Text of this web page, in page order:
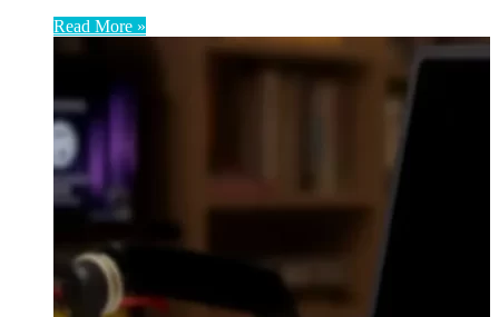
Read More »